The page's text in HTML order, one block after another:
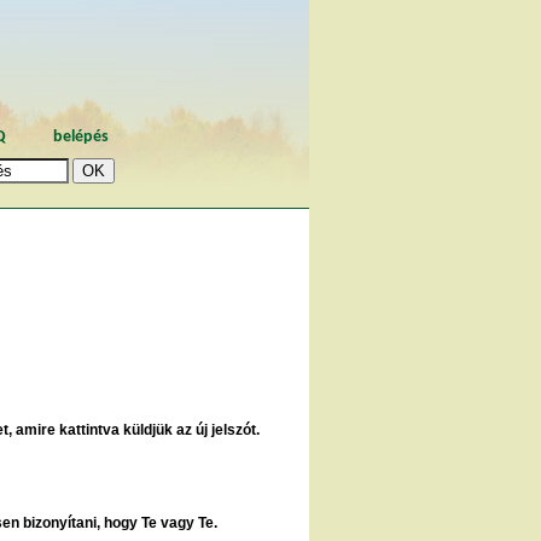
belépés
amire kattintva küldjük az új jelszót.
bizonyítani, hogy Te vagy Te.